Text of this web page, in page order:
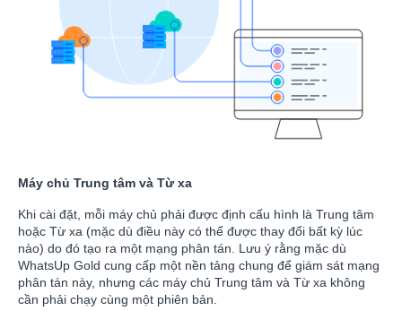
Máy chủ Trung tâm và Từ xa
Khi cài đặt, mỗi máy chủ phải được định cấu hình là Trung tâm
hoặc Từ xa (mặc dù điều này có thể được thay đổi bất kỳ lúc
nào) do đó tạo ra một mạng phân tán. Lưu ý rằng mặc dù
WhatsUp Gold cung cấp một nền tảng chung để giám sát mạng
phân tán này, nhưng các máy chủ Trung tâm và Từ xa không
cần phải chạy cùng một phiên bản.